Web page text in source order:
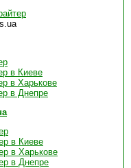
в Киеве
в Харькове
в Днепре
в Киеве
в Харькове
в Днепре